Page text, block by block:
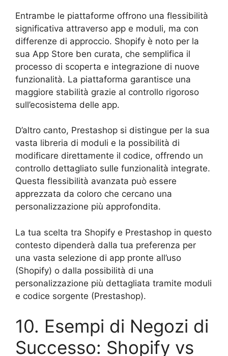
Entrambe le piattaforme offrono una flessibilità
significativa attraverso app e moduli, ma con
differenze di approccio. Shopify è noto per la
sua App Store ben curata, che semplifica il
processo di scoperta e integrazione di nuove
funzionalità. La piattaforma garantisce una
maggiore stabilità grazie al controllo rigoroso
sull’ecosistema delle app.
D’altro canto, Prestashop si distingue per la sua
vasta libreria di moduli e la possibilità di
modificare direttamente il codice, offrendo un
controllo dettagliato sulle funzionalità integrate.
Questa flessibilità avanzata può essere
apprezzata da coloro che cercano una
personalizzazione più approfondita.
La tua scelta tra Shopify e Prestashop in questo
contesto dipenderà dalla tua preferenza per
una vasta selezione di app pronte all’uso
(Shopify) o dalla possibilità di una
personalizzazione più dettagliata tramite moduli
e codice sorgente (Prestashop).
10. Esempi di Negozi di
Successo: Shopify vs